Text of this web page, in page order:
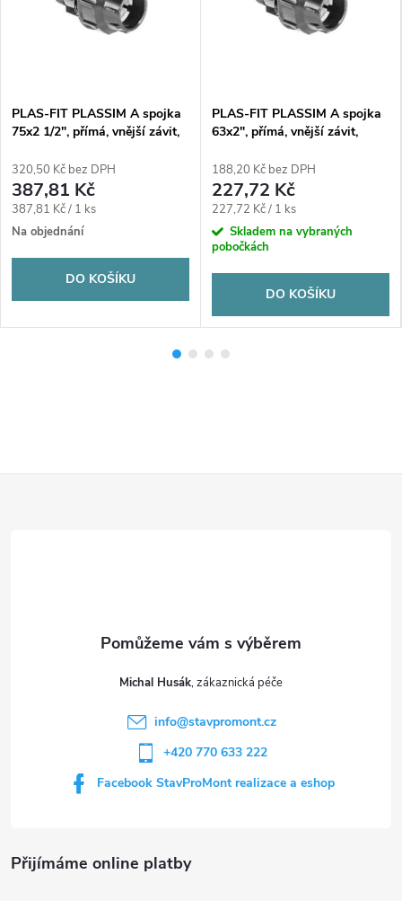
PLAS-FIT PLASSIM A spojka
75x2 1/2", přímá, vnější závit,
320,50 Kč bez DPH
387,81 Kč
Měrná
cena:
387,81 Kč / 1 ks
Na objednání
DO KOŠÍKU
PLAS-FIT PLASSIM A spojka
63x2", přímá, vnější závit,
188,20 Kč bez DPH
227,72 Kč
Měrná
cena:
227,72 Kč / 1 ks
Skladem na vybraných
pobočkách
DO KOŠÍKU
Přijímáme online platby
Michal Husák
info@stavpromont.cz
+420 770 633 222
Facebook StavProMont realizace a eshop